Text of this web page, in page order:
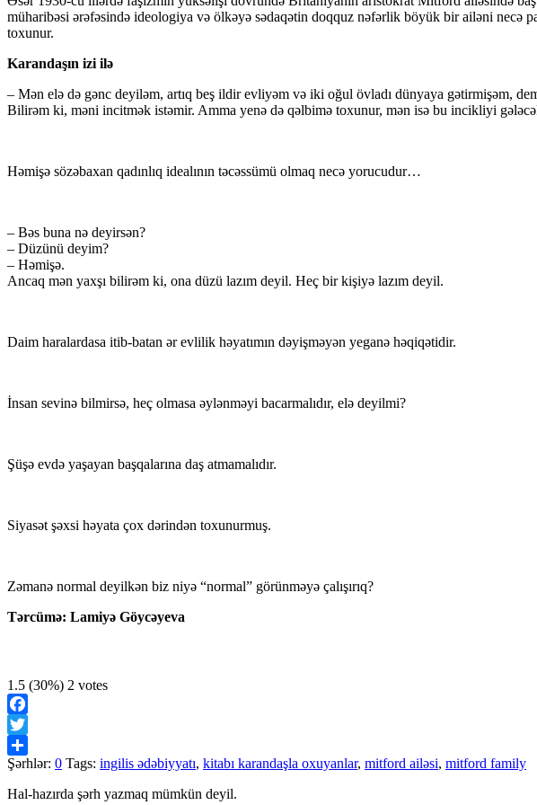
müharibəsi ərəfəsində ideologiya və ölkəyə sədaqətin doqquz nəfərlik böyük bir ailəni necə
toxunur.
Karandaşın izi ilə
– Mən elə də gənc deyiləm, artıq beş ildir evliyəm və iki oğul övladı dünyaya gətirmişəm,
Bilirəm ki, məni incitmək istəmir. Amma yenə də qəlbimə toxunur, mən isə bu incikliyi
Həmişə sözəbaxan qadınlıq idealının təcəssümü olmaq necə yorucudur…
– Bəs buna nə deyirsən?
– Düzünü deyim?
– Həmişə.
Ancaq mən yaxşı bilirəm ki, ona düzü lazım deyil. Heç bir kişiyə lazım deyil.
Daim haralardasa itib-batan ər evlilik həyatımın dəyişməyən yeganə həqiqətidir.
İnsan sevinə bilmirsə, heç olmasa əylənməyi bacarmalıdır, elə deyilmi?
Şüşə evdə yaşayan başqalarına daş atmamalıdır.
Siyasət şəxsi həyata çox dərindən toxunurmuş.
Zəmanə normal deyilkən biz niyə “normal” görünməyə çalışırıq?
Tərcümə: Lamiyə Göycəyeva
1.5 (30%) 2 votes
Facebook
Twitter
Share
Şərhlər: 0 Tags: ingilis ədəbiyyatı, kitabı karandaşla oxuyanlar, mitford ailəsi, mitford family
Hal-hazırda şərh yazmaq mümkün deyil.